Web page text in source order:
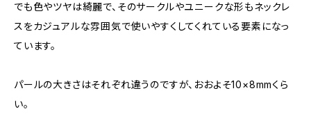
でも色やツヤは綺麗で、そのサークルやユニークな形もネックレ
スをカジュアルな雰囲気で使いやすくしてくれている要素になっ
ています。
パールの大きさはそれぞれ違うのですが、おおよそ10×8mmくら
い。